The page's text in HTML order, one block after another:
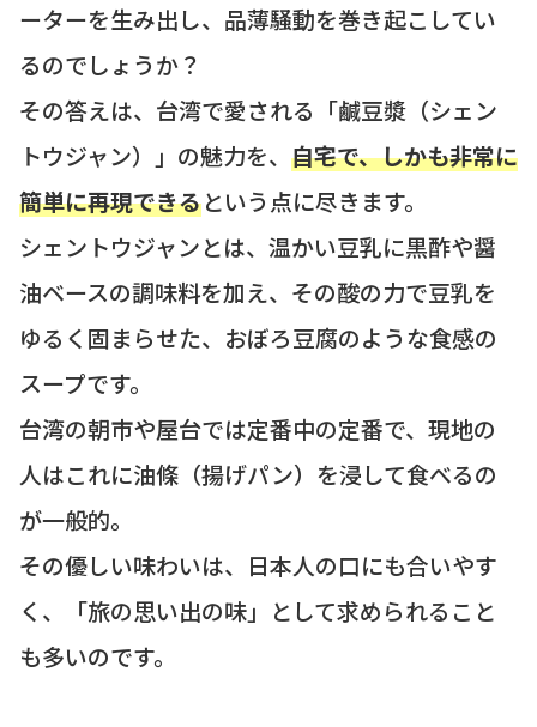
ーターを生み出し、品薄騒動を巻き起こしてい
るのでしょうか？
その答えは、台湾で愛される「鹹豆漿（シェン
トウジャン）」の魅力を、 自宅で、しかも非常に
簡単に再現できるという点に尽きます。
シェントウジャンとは、温かい豆乳に黒酢や醤
油ベースの調味料を加え、その酸の力で豆乳を
ゆるく固まらせた、おぼろ豆腐のような食感の
スープです。
台湾の朝市や屋台では定番中の定番で、現地の
人はこれに油條（揚げパン）を浸して食べるの
が一般的。
その優しい味わいは、日本人の口にも合いやす
く、「旅の思い出の味」として求められること
も多いのです。